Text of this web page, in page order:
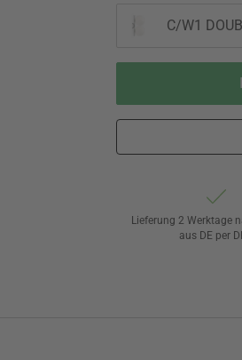
C/W1
Lieferung 2 Werktage
aus DE per